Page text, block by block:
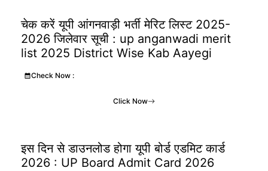
चेक करें यूपी आंगनवाड़ी भर्ती मेरिट लिस्ट 2025-
2026 जिलेवार सूची : up anganwadi merit
list 2025 District Wise Kab Aayegi
Check Now :
Click Now
इस दिन से डाउनलोड होगा यूपी बोर्ड एडमिट कार्ड
2026 : UP Board Admit Card 2026